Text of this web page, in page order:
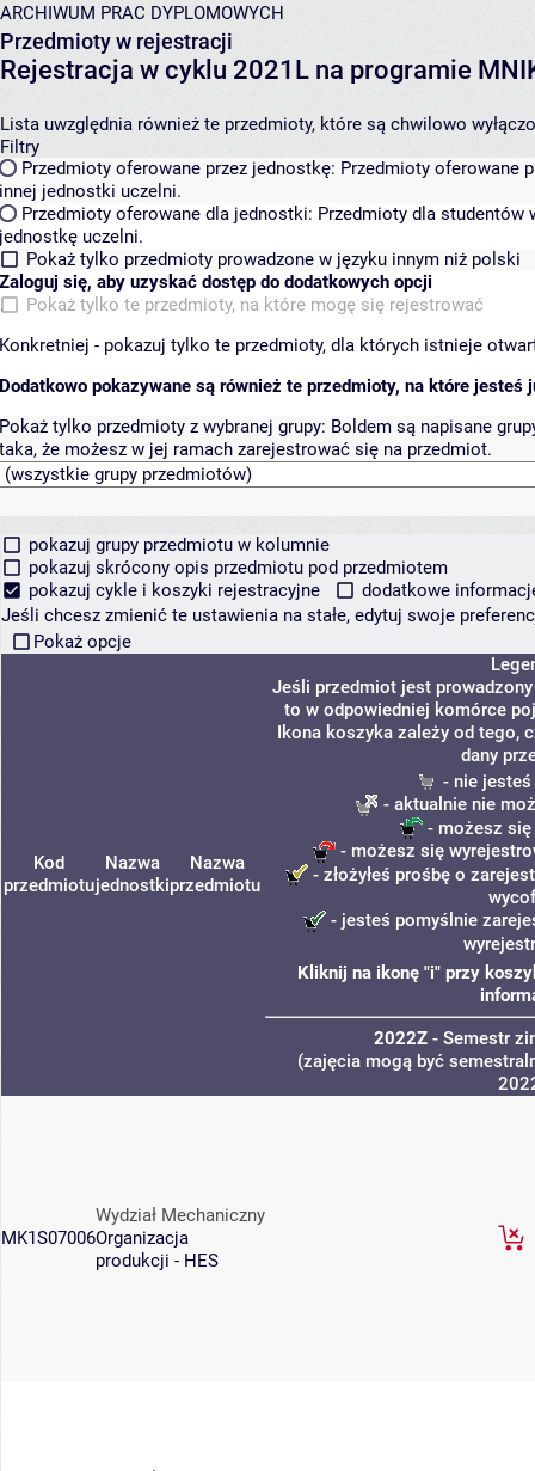
ARCHIWUM PRAC DYPLOMOWYCH
Przedmioty w rejestracji
Rejestracja w cyklu 2021L na programie
Lista uwzględnia również te przedmioty, które są chwilowo
Filtry
Przedmioty oferowane przez jednostkę: Przedmioty oferowane
innej jednostki uczelni.
Przedmioty oferowane dla jednostki: Przedmioty dla studentów
jednostkę uczelni.
Pokaż tylko przedmioty prowadzone w języku innym niż polski
Zaloguj się, aby uzyskać dostęp do dodatkowych opcji
Pokaż tylko te przedmioty, na które mogę się rejestrować
Konkretniej - pokazuj tylko te przedmioty, dla których istnieje
Dodatkowo pokazywane są również te przedmioty, na które jesteś
Pokaż tylko przedmioty z wybranej grupy: Boldem są napisane
taka, że możesz w jej ramach zarejestrować się na przedmiot.
pokazuj grupy przedmiotu w kolumnie
pokazuj skrócony opis przedmiotu pod przedmiotem
pokazuj cykle i koszyki rejestracyjne
dodatkowe
Jeśli chcesz zmienić te ustawienia na stałe, edytuj swoje
Pokaż opcje
Kod
przedmiotu
Nazwa
jednostki
Nazwa
przedmiotu
Jeśli przedmiot jest
to w odpowiedniej komórce
Ikona koszyka zależy od tego,
dany
- nie
- aktualnie nie
- możesz się
- możesz się
- złożyłeś prośbę o
- jesteś pomyślnie
Kliknij na ikonę "i" przy
2022Z - Semestr
(zajęcia mogą być
MK1S07006
Wydział Mechaniczny
Organizacja
produkcji - HES